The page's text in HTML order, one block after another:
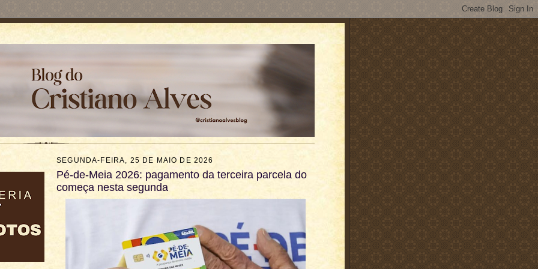
SEGUNDA-FEIRA, 25 DE MAIO DE 2026
Pé-de-Meia 2026: pagamento da terceira parcela do
começa nesta segunda